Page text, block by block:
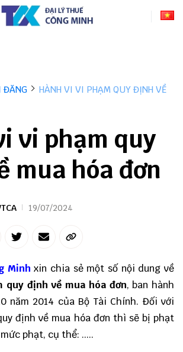
ĐĂNG
HÀNH VI VI PHẠM QUY ĐỊNH VỀ
vi phạm quy
mua hóa đơn
19/07/2024
Minh xin chia sẻ một số nội dung về
quy định về mua hóa đơn, ban hành
năm 2014 của Bộ Tài Chính. Đối với
định về mua hóa đơn thì sẽ bị phạt
phạt, cụ thể: .....